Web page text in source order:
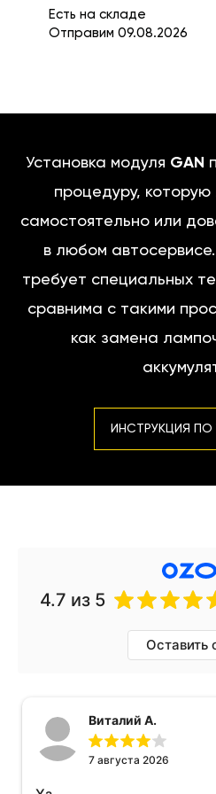
Есть на складе
Отправим 09.08.2026
Установка модуля GAN
процедуру, которую
самостоятельно или
в любом
требует специальных
сравнима с такими
как замена
ИНСТРУКЦИЯ ПО
4.7 из 5
Оставить
Виталий А.
7 августа 2026